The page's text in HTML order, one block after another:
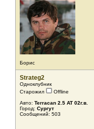
Борис
Strateg2
Одноклубник
Старожил
Offline
Авто: Terracan 2.5 AT 02г.в.
Город: Сургут
Сообщений: 503